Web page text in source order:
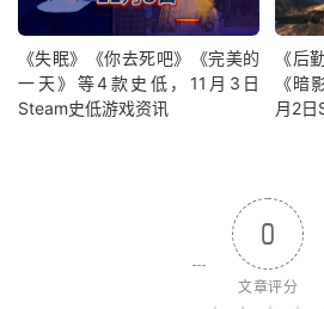
《失眠》《你去死吧》《完美的
一天》等4款史低，11月3日
Steam史低游戏资讯
《后
《暗
月2
0
文章评分